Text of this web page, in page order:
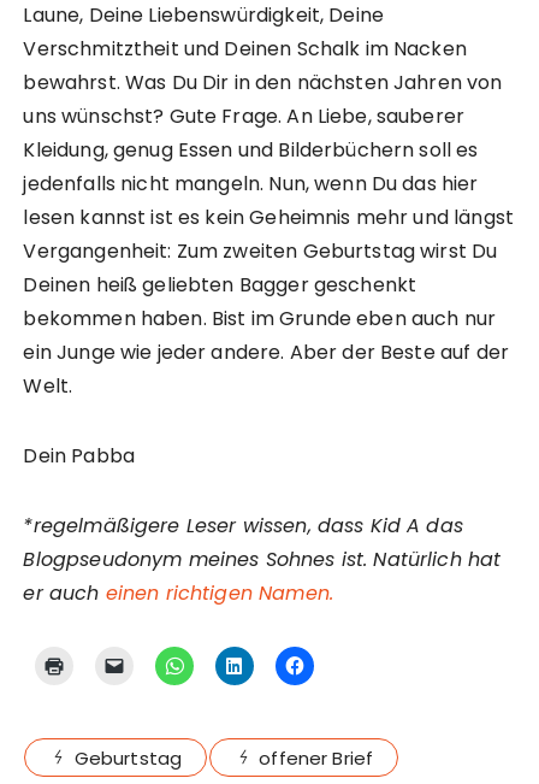
Laune, Deine Liebenswürdigkeit, Deine
Verschmitztheit und Deinen Schalk im Nacken
bewahrst. Was Du Dir in den nächsten Jahren von
uns wünschst? Gute Frage. An Liebe, sauberer
Kleidung, genug Essen und Bilderbüchern soll es
jedenfalls nicht mangeln. Nun, wenn Du das hier
lesen kannst ist es kein Geheimnis mehr und längst
Vergangenheit: Zum zweiten Geburtstag wirst Du
Deinen heiß geliebten Bagger geschenkt
bekommen haben. Bist im Grunde eben auch nur
ein Junge wie jeder andere. Aber der Beste auf der
Welt.
Dein Pabba
*regelmäßigere Leser wissen, dass Kid A das
Blogpseudonym meines Sohnes ist. Natürlich hat
er auch einen richtigen Namen.
Geburtstag offener Brief